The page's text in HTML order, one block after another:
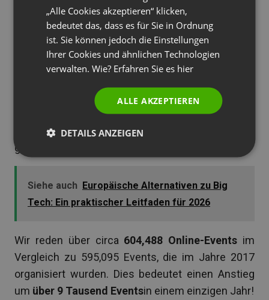
Sind Sie bereit, diese große Chance zu nutzen?
Online-Events und
Teilnehmerzahlen sind im
Wir haben alle Ereignisse, die2018auf der
ClickMeeting-Plattform stattgefunden haben,
gezählt und die Ergebnisse sind nicht zu leugnen:
Siehe auch Europäische Alternativen zu Big
Tech: Ein praktischer Leitfaden für 2026
Wir reden über circa 604,488 Online-Events im
Vergleich zu 595,095 Events, die im Jahre 2017
organisiert wurden. Dies bedeutet einen Anstieg
um über 9 Tausend Eventsin einem einzigen Jahr!
ITALIAN
„Alle Cookies akzeptieren“ klicken,
bedeutet das, dass es für Sie in Ordnung
ist. Sie können jedoch die Einstellungen
Ihrer Cookies und ähnlichen Technologien
verwalten. Wie? Erfahren Sie es hier
ALLE AKZEPTIEREN
DETAILS ANZEIGEN